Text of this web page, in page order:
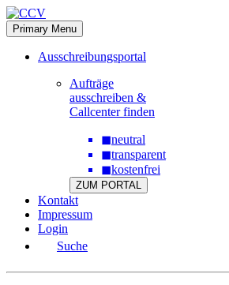
Skip
to
content
Primary Menu
Ausschreibungsportal
Aufträge
ausschreiben &
Callcenter finden
◼neutral
◼transparent
◼kostenfrei
ZUM PORTAL
Kontakt
Impressum
Login
Suche